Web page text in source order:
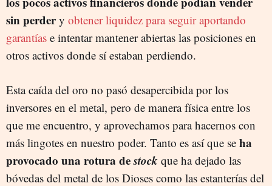
sin perdery obtener liquidez para seguir aportando
garantías e intentar mantener abiertas las posiciones en
otros activos donde sí estaban perdiendo.
Esta caída del oro no pasó desapercibida por los
inversores en el metal, pero de manera física entre los
que me encuentro, y aprovechamos para hacernos con
más lingotes en nuestro poder. Tanto es así que se ha
provocado una rotura destock que ha dejado las
bóvedas del metal de los Dioses como las estanterías del